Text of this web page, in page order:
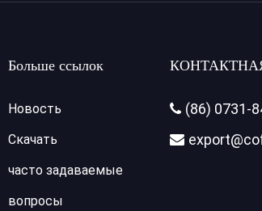
Больше ссылок
Новость
Скачать
часто задаваемые
вопросы
 (86) 0731-
